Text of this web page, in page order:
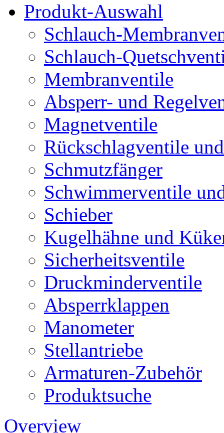
Produkt-Auswahl
Schlauch-
Schlauch-
Membranventile
Absperr- und
Magnetventile
Rückschlagventile
Schmutzfänger
Schwimmerventile
Schieber
Kugelhähne und
Sicherheitsventile
Druckminderventile
Absperrklappen
Manometer
Stellantriebe
Armaturen-Zubehör
Produktsuche
Overview